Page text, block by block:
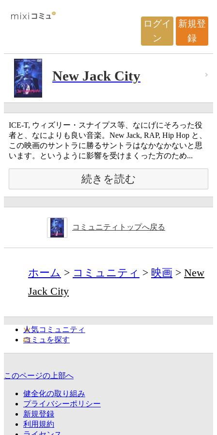
ログイ
ン
新規登
録
New Jack City
ICE-T, ウィズリー・スナイプス等、なにげにそろった役
者と、なによりも良い音楽。New Jack, RAP, Hip Hop と、
この映画のサントラに勝るサントラはなかなかないと思
います。というように影響を受けまくった方のため...
続きを読む
コミュニティトップへ戻る
ホーム コミュニティ 映画
New
Jack City
人気コミュニティ
コミュを探す
このページの上部へ
健全化の取り組み
プライバシーポリシー
新規登録
利用規約